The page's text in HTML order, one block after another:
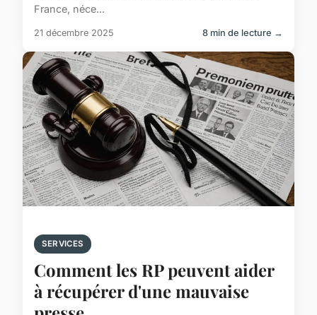
France, néce...
21 décembre 2025 8 min de lecture →
SERVICES
Comment les RP peuvent aider
à récupérer d'une mauvaise